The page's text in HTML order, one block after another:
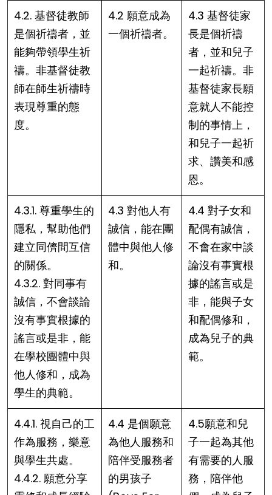
4.2. 基督徒教師
是個祈禱者，並
能夠帶領學生祈
禱。非基督徒教
師在師生祈禱時
表現尊重的態
度。
4.2 願意成為
一個祈禱者。
4.3 基督徒家
長是個祈禱
者，並和兒子
一起祈禱。非
基督徒家長願
意就人不能控
制的事情上，
和兒子一起祈
求、讚美和感
恩。
4.3.1. 尊重學生的
隱私，幫助他們
建立同儕間互信
的關係。
4.3.2. 對同事有
誠信，不會談論
沒有事實根據的
謠言或是非，能
在學校團體中與
他人修和，成為
學生的典範。
4.3 對他人有
誠信，能在團
體中與他人修
和。
4.4 對子女和
配偶有誠信，
不會在家中談
論沒有事實根
據的謠言或是
非，能與子女
和配偶修和，
成為兒子的典
範。
4.4.1. 視自己的工
作為服務，樂意
與學生共處。
4.4.2. 願意分享
4.4 是個願意
為他人服務和
陪伴受服務者
的男孩子
4.5願意和兒
子一起為其他
有需要的人服
務，陪伴他